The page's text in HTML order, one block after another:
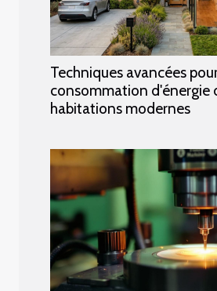
Techniques avancées
consommation d'énergie
habitations modernes